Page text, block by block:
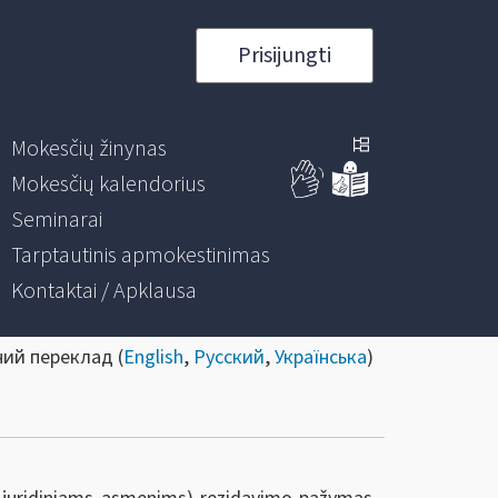
Prisijungti
Mokesčių žinynas
Mokesčių kalendorius
Seminarai
Tarptautinis apmokestinimas
Kontaktai / Apklausa
переклад (English, Русский,Українська)